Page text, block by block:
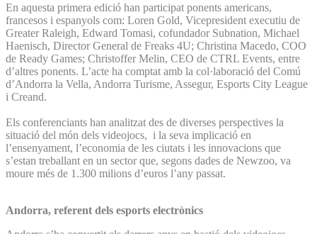
En aquesta primera edició han participat ponents americans,
francesos i espanyols com: Loren Gold, Vicepresident executiu de
Greater Raleigh, Edward Tomasi, cofundador Subnation, Michael
Haenisch, Director General de Freaks 4U; Christina Macedo, COO
de Ready Games; Christoffer Melin, CEO de CTRL Events, entre
d’altres ponents. L’acte ha comptat amb la col·laboració del Comú
d’Andorra la Vella, Andorra Turisme, Assegur, Esports City League
i Creand.
Els conferenciants han analitzat des de diverses perspectives la
situació del món dels videojocs, i la seva implicació en
l’ensenyament, l’economia de les ciutats i les innovacions que
s’estan treballant en un sector que, segons dades de Newzoo, va
moure més de 1.300 milions d’euros l’any passat.
Andorra, referent dels esports electrònics